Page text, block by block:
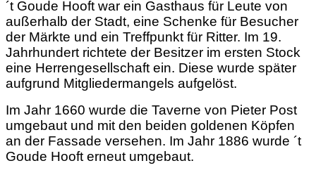
´t Goude Hooft war ein Gasthaus für Leute von
außerhalb der Stadt, eine Schenke für Besucher
der Märkte und ein Treffpunkt für Ritter. Im 19.
Jahrhundert richtete der Besitzer im ersten Stock
eine Herrengesellschaft ein. Diese wurde später
aufgrund Mitgliedermangels aufgelöst.
Im Jahr 1660 wurde die Taverne von Pieter Post
umgebaut und mit den beiden goldenen Köpfen
an der Fassade versehen. Im Jahr 1886 wurde ´t
Goude Hooft erneut umgebaut.